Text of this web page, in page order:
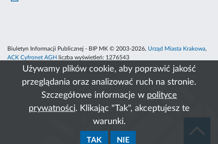
Używamy plików cookie, aby poprawić jakość
przeglądania oraz analizować ruch na stronie.
Szczegółowe informacje w polityce
prywatności. Klikając "Tak", akceptujesz te
warunki.
TAK NIE
Biuletyn Informacji Publicznej - BIP MK © 2003-2026, Urząd Miasta Krakowa,
ACK Cyfronet AGH
liczba wyświetleń: 1276543